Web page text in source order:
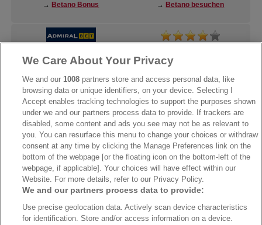
→ Betano Bonus → Betano besuchen
→AdmiralBet Bonus →AdmiralBet besuchen
→Bwin Bonus →Bwin besuchen
We Care About Your Privacy
We and our1008 partners store and access personal data, like
browsing data or unique identifiers, on your device. Selecting I
Accept enables tracking technologies to support the purposes shown
under we and our partners process data to provide. If trackers are
disabled, some content and ads you see may not be as relevant to
you. You can resurface this menu to change your choices or withdraw
consent at any time by clicking the Manage Preferences link on the
bottom of the webpage [or the floating icon on the bottom-left of the
webpage, if applicable]. Your choices will have effect within our
Website. For more details, refer to our Privacy Policy.
We and our partners process data to provide:
Use precise geolocation data. Actively scan device characteristics
for identification. Store and/or access information on a device.